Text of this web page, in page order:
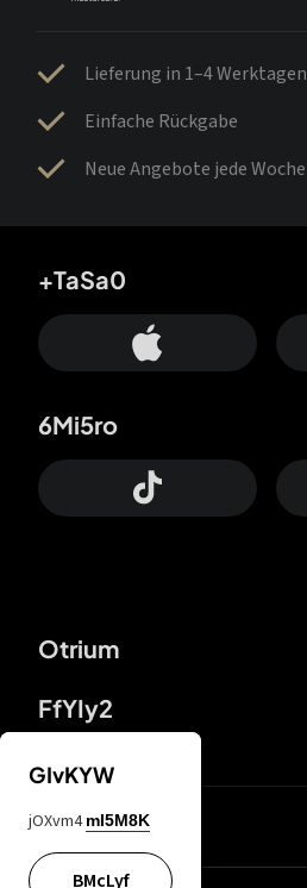
Lieferung in 1–4 Werktagen
Einfache Rückgabe
Neue Angebote jede Woche
Otrium
FfYIy2
+TaSa0
6Mi5ro
DDcvSo
GIvKYW
jOXvm4 mI5M8K
BMcLyf